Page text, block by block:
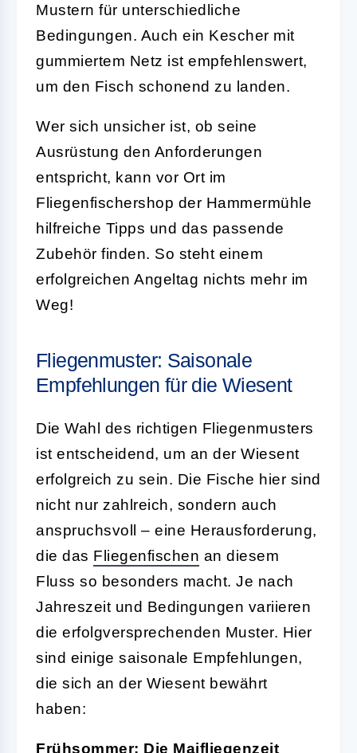
Mustern für unterschiedliche
Bedingungen. Auch ein Kescher mit
gummiertem Netz ist empfehlenswert,
um den Fisch schonend zu landen.
Wer sich unsicher ist, ob seine
Ausrüstung den Anforderungen
entspricht, kann vor Ort im
Fliegenfischershop der Hammermühle
hilfreiche Tipps und das passende
Zubehör finden. So steht einem
erfolgreichen Angeltag nichts mehr im
Weg!
Fliegenmuster: Saisonale
Empfehlungen für die Wiesent
Die Wahl des richtigen Fliegenmusters
ist entscheidend, um an der Wiesent
erfolgreich zu sein. Die Fische hier sind
nicht nur zahlreich, sondern auch
anspruchsvoll – eine Herausforderung,
die das Fliegenfischen an diesem
Fluss so besonders macht. Je nach
Jahreszeit und Bedingungen variieren
die erfolgversprechenden Muster. Hier
sind einige saisonale Empfehlungen,
die sich an der Wiesent bewährt
haben:
Frühsommer: Die Maifliegenzeit